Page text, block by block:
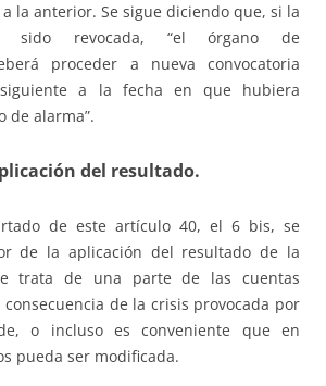
la anterior. Se sigue diciendo que, si la
sido revocada, “el órgano de
proceder a nueva convocatoria
a la fecha en que hubiera
de alarma”.
del resultado.
de este artículo 40, el 6 bis, se
de la aplicación del resultado de la
trata de una parte de las cuentas
de la crisis provocada por
o incluso es conveniente que en
pueda ser modificada.